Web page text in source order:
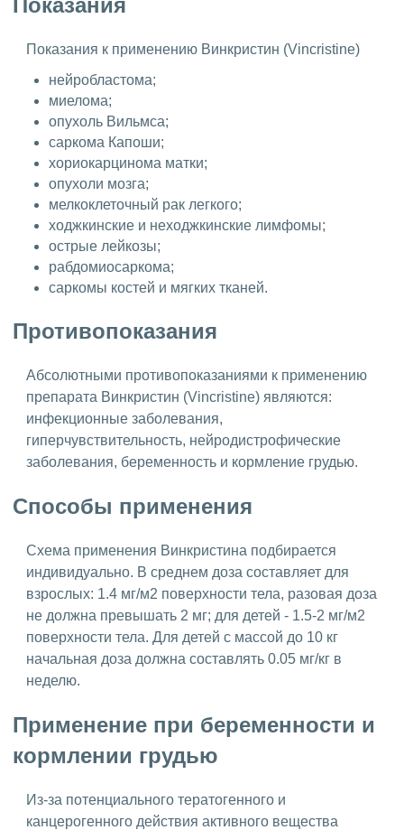
Показания
Показания к применению Винкристин (Vincristine)
нейробластома;
миелома;
опухоль Вильмса;
саркома Капоши;
хориокарцинома матки;
опухоли мозга;
мелкоклеточный рак легкого;
ходжкинские и неходжкинские лимфомы;
острые лейкозы;
рабдомиосаркома;
саркомы костей и мягких тканей.
Противопоказания
Абсолютными противопоказаниями к применению
препарата Винкристин (Vincristine) являются:
инфекционные заболевания,
гиперчувствительность, нейродистрофические
заболевания, беременность и кормление грудью.
Способы применения
Схема применения Винкристина подбирается
индивидуально. В среднем доза составляет для
взрослых: 1.4 мг/м2 поверхности тела, разовая доза
не должна превышать 2 мг; для детей - 1.5-2 мг/м2
поверхности тела. Для детей c массой до 10 кг
начальная доза должна составлять 0.05 мг/кг в
неделю.
Применение при беременности и
кормлении грудью
Из-за потенциального тератогенного и
канцерогенного действия активного вещества